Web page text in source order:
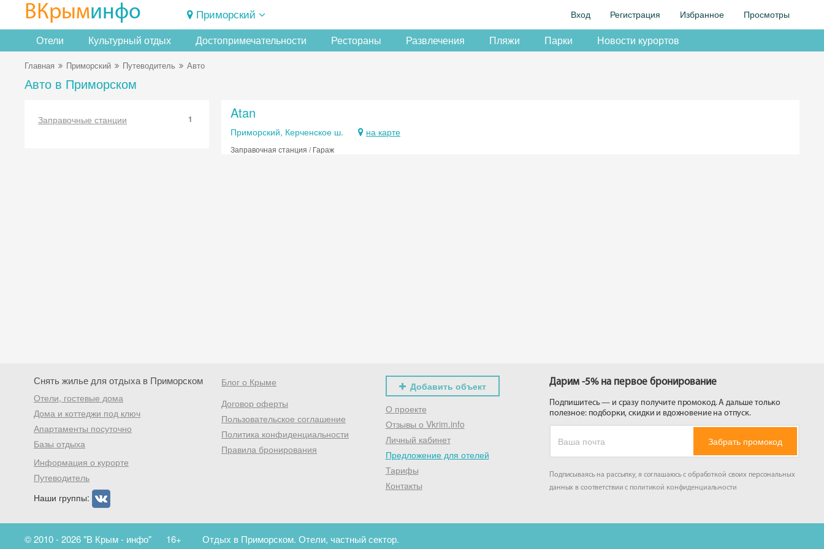
ВКрыминфо Приморский Вход Регистрация Избранное Просмотры
Отели Культурный отдых Достопримечательности Рестораны Развлечения Пляжи Парки Новости курортов
Главная Приморский Путеводитель Авто
Авто в Приморском
Заправочные станции 1 Atan
Приморский, Керченское ш. на карте
Заправочная станция / Гараж
Снять жилье для отдыха в Приморском
Отели, гостевые дома
Дома и коттеджи под ключ
Апартаменты посуточно
Базы отдыха
Информация о курорте
Путеводитель
Наши группы:
Блог о Крыме
Договор оферты
Пользовательское соглашение
Политика конфиденциальности
Правила бронирования
Добавить объект
О проекте
Отзывы о Vkrim.info
Личный кабинет
Предложение для отелей
Тарифы
Контакты
Дарим -5% на первое бронирование
Подпишитесь — и сразу получите промокод. А дальше только
полезное: подборки, скидки и вдохновение на отпуск.
Забрать промокод
Подписываясь на рассылку, я соглашаюсь с обработкой своих персональных
данных в соответствии с политикой конфиденциальности
© 2010 - 2026 "В Крым - инфо" 16+ Отдых в Приморском. Отели, частный сектор.